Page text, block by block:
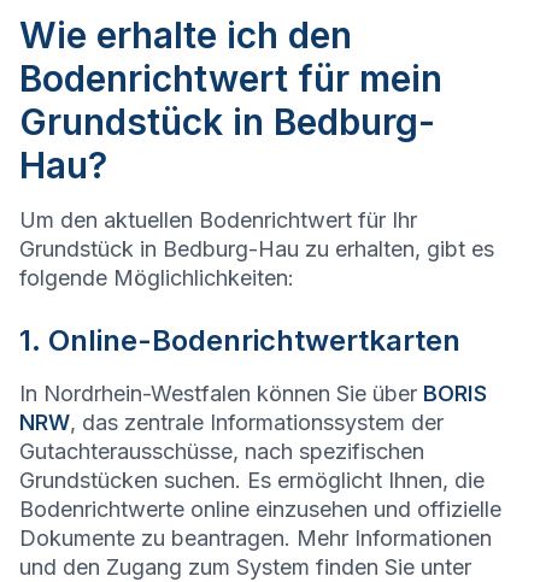
Wie erhalte ich den
Bodenrichtwert für mein
Grundstück in Bedburg-
Hau?
Um den aktuellen Bodenrichtwert für Ihr
Grundstück in Bedburg-Hau zu erhalten, gibt es
folgende Möglichlichkeiten:
1. Online-Bodenrichtwertkarten
In Nordrhein-Westfalen können Sie über BORIS
NRW, das zentrale Informationssystem der
Gutachterausschüsse, nach spezifischen
Grundstücken suchen. Es ermöglicht Ihnen, die
Bodenrichtwerte online einzusehen und offizielle
Dokumente zu beantragen. Mehr Informationen
und den Zugang zum System finden Sie unter